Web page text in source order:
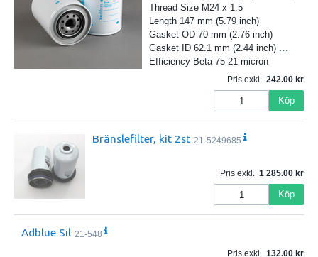
Thread Size M24 x 1.5
Length 147 mm (5.79 inch)
Gasket OD 70 mm (2.76 inch)
Gasket ID 62.1 mm (2.44 inch) …
Efficiency Beta 75 21 micron
Pris exkl. 242.00
Köp
Bränslefilter, kit 2st 21-5249685
Pris exkl. 1 285.00
Köp
Adblue Sil 21-548
Pris exkl. 132.00